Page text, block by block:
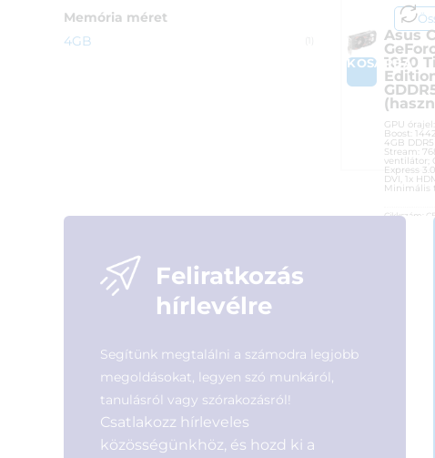
Memória méret
4GB
KOSÁRBA
Asus
1050
GPU
Boost:
4GB
Stream:
ventilátor;
Express
DVI, 1x
Minimális
Cikkszám:
Feliratkozás
hírlevélre
Segítünk megtalálni a számodra legjobb
megoldásokat, legyen szó munkáról,
tanulásról vagy szórakozásról!
Csatlakozz hírleveles
közösségünkhöz, és hozd ki a